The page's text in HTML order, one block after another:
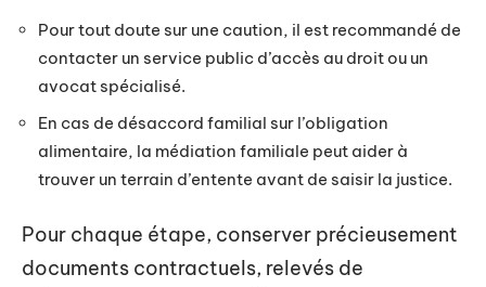
Pour tout doute sur une caution, il est recommandé de
contacter un service public d’accès au droit ou un
avocat spécialisé.
En cas de désaccord familial sur l’obligation
alimentaire, la médiation familiale peut aider à
trouver un terrain d’entente avant de saisir la justice.
Pour chaque étape, conserver précieusement
documents contractuels, relevés de